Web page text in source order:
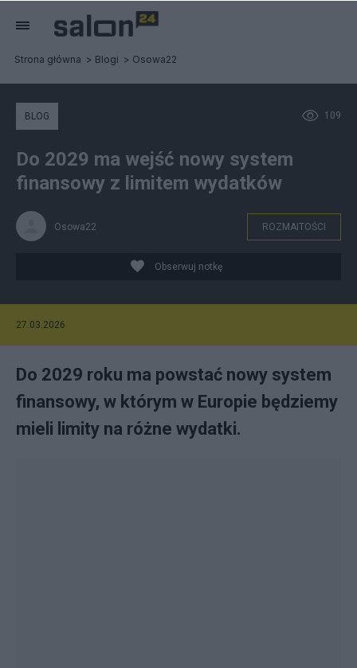
Strona główna Blogi Osowa22
109
BLOG
Do 2029 ma wejść nowy system
finansowy z limitem wydatków
Osowa22 ROZMAITOŚCI
Obserwuj notkę
27.03.2026
Do 2029 roku ma powstać nowy system
finansowy, w którym w Europie będziemy
mieli limity na różne wydatki.